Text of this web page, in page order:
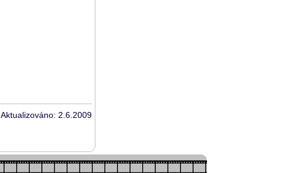
Aktualizováno: 2.6.2009